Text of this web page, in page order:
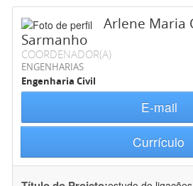
Arlene Maria
Sarmanho
COORDENADOR(A)
ENGENHARIAS
Engenharia Civil
E-mail
Currículo